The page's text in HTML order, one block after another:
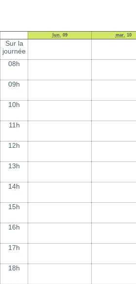
lun. 09 mar. 10
Sur la
journée
08h
09h
10h
11h
12h
13h
14h
15h
16h
17h
18h